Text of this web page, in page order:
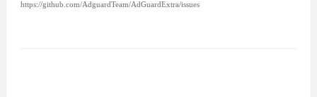
https://github.com/AdguardTeam/AdGuardExtra/issues